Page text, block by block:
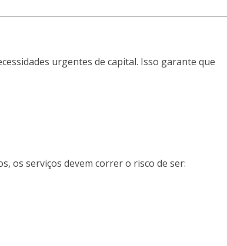
urgentes de capital. Isso garante que
os serviços devem correr o risco de ser: